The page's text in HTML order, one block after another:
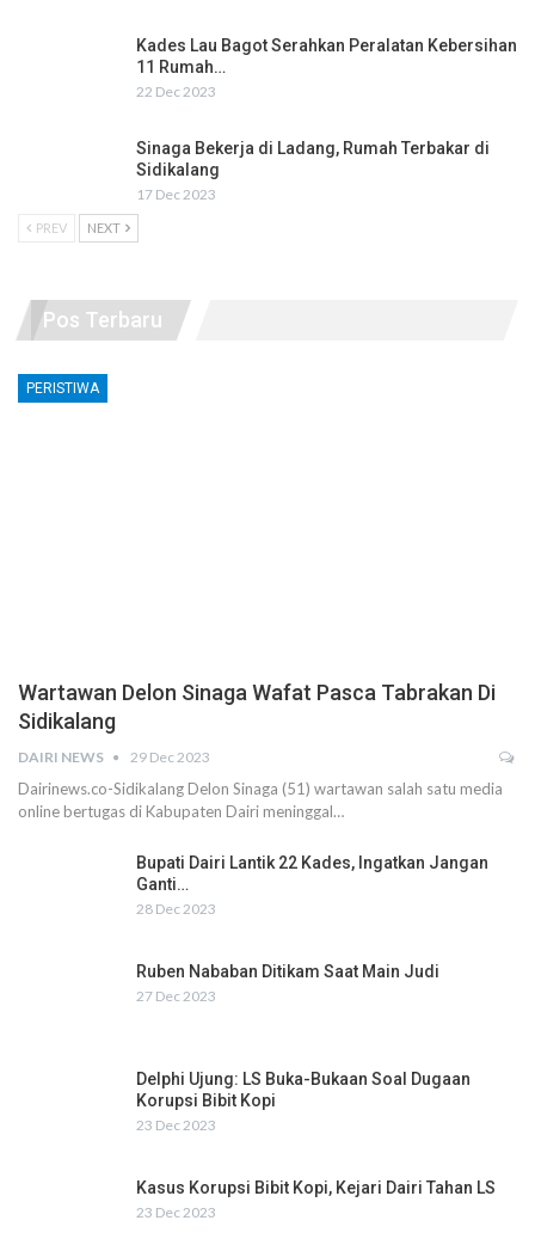
Kades Lau Bagot Serahkan Peralatan Kebersihan
11 Rumah…
22 Dec 2023
Sinaga Bekerja di Ladang, Rumah Terbakar di
Sidikalang
17 Dec 2023
PREV NEXT
Pos Terbaru
PERISTIWA
Wartawan Delon Sinaga Wafat Pasca Tabrakan Di
Sidikalang
DAIRI NEWS 29 Dec 2023
Dairinews.co-Sidikalang Delon Sinaga (51) wartawan salah satu media
online bertugas di Kabupaten Dairi meninggal…
Bupati Dairi Lantik 22 Kades, Ingatkan Jangan
Ganti…
28 Dec 2023
Ruben Nababan Ditikam Saat Main Judi
27 Dec 2023
Delphi Ujung: LS Buka-Bukaan Soal Dugaan
Korupsi Bibit Kopi
23 Dec 2023
Kasus Korupsi Bibit Kopi, Kejari Dairi Tahan LS
23 Dec 2023